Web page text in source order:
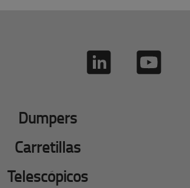
Dumpers
Carretillas
Telescópicos